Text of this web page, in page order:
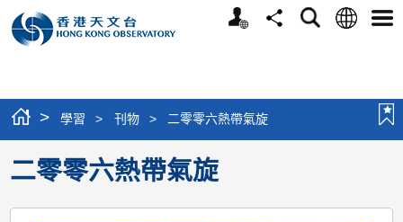
個
分
搜
語
選
> 學習 > 刊物 > 二零零六熱帶氣旋
二零零六熱帶氣旋